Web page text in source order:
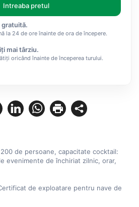
de persoane, capacitate cocktail:
evenimente de închiriat zilnic, orar,
de exploatare pentru nave de
Intreaba pretul
gratuită.
la 24 de ore înainte de ora de începere.
mai târziu.
oricând înainte de începerea turului.